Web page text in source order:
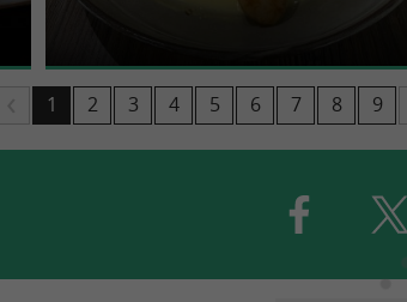
1 2 3 4 5 6 7 8 9